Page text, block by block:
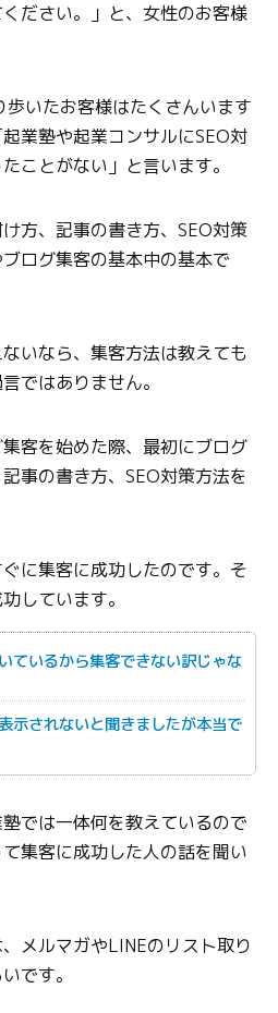
ださい。」と、女性のお客様
いたお客様はたくさんいます
業塾や起業コンサルにSEO対
ことがない」と言います。
方、記事の書き方、SEO対策
ログ集客の基本中の基本で
いなら、集客方法は教えても
ではありません。
客を始めた際、最初にブログ
事の書き方、SEO対策方法を
に集客に成功したのです。そ
しています。
ているから集客できない訳じゃな
示されないと聞きましたが本当で
では一体何を教えているので
集客に成功した人の話を聞い
メルマガやLINEのリスト取り
です。